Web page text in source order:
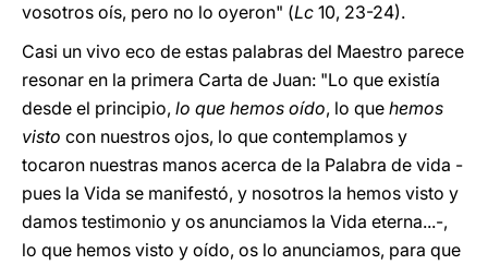
vosotros oís, pero no lo oyeron" (Lc 10, 23-24).
Casi un vivo eco de estas palabras del Maestro parece
resonar en la primera Carta de Juan: "Lo que existía
desde el principio, lo que hemos oído, lo que hemos
visto con nuestros ojos, lo que contemplamos y
tocaron nuestras manos acerca de la Palabra de vida -
pues la Vida se manifestó, y nosotros la hemos visto y
damos testimonio y os anunciamos la Vida eterna...-,
lo que hemos visto y oído, os lo anunciamos, para que